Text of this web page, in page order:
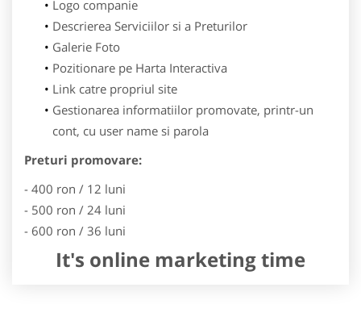
Logo companie
Descrierea Serviciilor si a Preturilor
Galerie Foto
Pozitionare pe Harta Interactiva
Link catre propriul site
Gestionarea informatiilor promovate, printr-un
cont, cu user name si parola
Preturi promovare:
- 400 ron / 12 luni
- 500 ron / 24 luni
- 600 ron / 36 luni
It's online marketing time